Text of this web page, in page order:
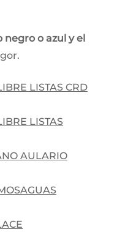
negro o azul y el
LISTAS CRD
LISTAS
AULARIO